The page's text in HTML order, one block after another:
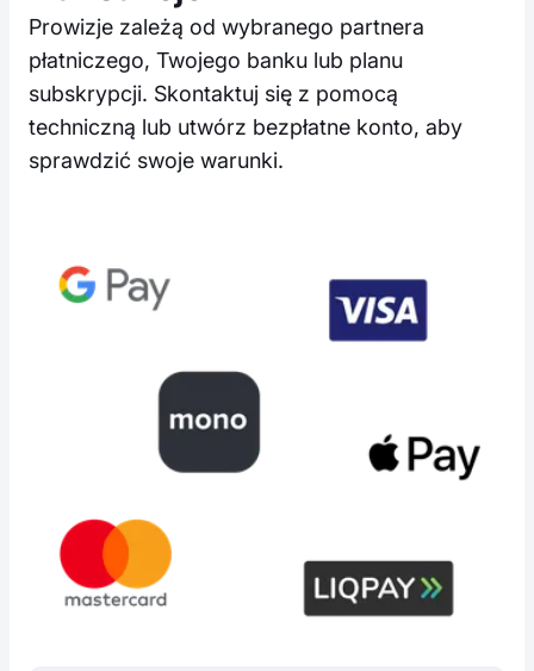
Prowizje zależą od wybranego partnera
płatniczego, Twojego banku lub planu
subskrypcji. Skontaktuj się z pomocą
techniczną lub utwórz bezpłatne konto, aby
sprawdzić swoje warunki.